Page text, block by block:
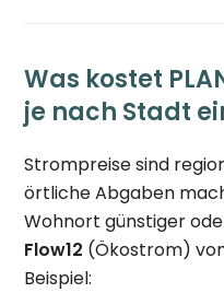
Was kostet
je nach Stadt
Strompreise sind
örtliche Abgaben
Wohnort günstiger
Flow12 (Ökostrom)
Beispiel: